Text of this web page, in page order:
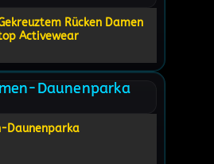
Rücken Damen
Activewear
Daunenparka